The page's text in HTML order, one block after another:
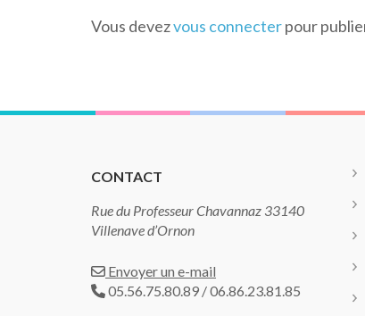
Vous devezvous connecterpour
CONTACT
Rue du Professeur Chavannaz 33140
Villenave d’Ornon
Envoyer un e-mail
05.56.75.80.89 / 06.86.23.81.85